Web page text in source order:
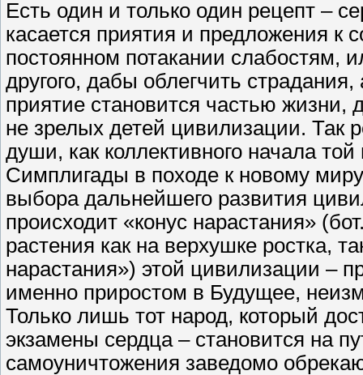
Есть один и только один рецепт –
касается приятия и предложения к
постоянном потакании слабостям,
другого, дабы облегчить
приятие становится частью
не зрелых детей цивилизации. Так
души, как коллективного начала
Симплигады в походе к новому
выбора дальнейшего развития
происходит «конус нарастания»
растения как на верхушке ростка,
нарастания») этой цивилизации –
именно приростом в Будущее,
Только лишь тот народ, который
экзамены сердца – становится на
самоуничтожения заведомо